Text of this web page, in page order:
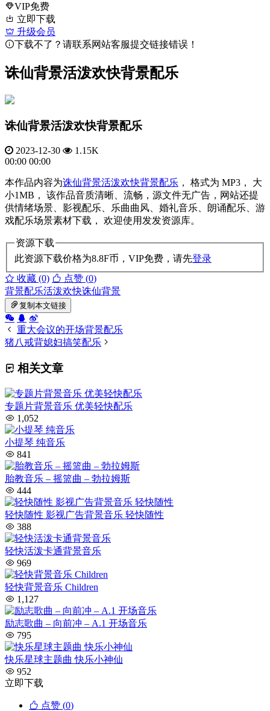
VIP免费
立即下载
升级会员
下载不了？请联系网站客服提交链接错误！
诛仙背景活泼欢快背景配乐
诛仙背景活泼欢快背景配乐
2023-12-30
1.15K
00:00 00:00
本作品内容为诛仙背景活泼欢快背景配乐 ， 格式为 MP3， 大
小1MB， 该作品音质清晰、流畅，源文件无广告，网站还提
供情绪场景、影视配乐、乐曲曲风、婚礼音乐、朗诵配乐、游
戏配乐场景素材下载， 欢迎使用发发资源库。
资源下载
此资源下载价格为8.8F币，VIP免费，请先登录
收藏 (0)
点赞 (0)
背景配乐活泼欢快诛仙背景
复制本文链接
重大会议的开场背景配乐
猪八戒背媳妇搞笑配乐
相关文章
专题片背景音乐 优美轻快配乐
1,052
小提琴 纯音乐
841
胎教音乐 – 摇篮曲 – 勃拉姆斯
444
轻快随性 影视广告背景音乐 轻快随性
388
轻快活泼卡通背景音乐
969
轻快背景音乐 Children
1,127
励志歌曲 – 向前冲 – A.1 开场音乐
795
快乐星球主题曲 快乐小神仙
952
立即下载
点赞 (0)